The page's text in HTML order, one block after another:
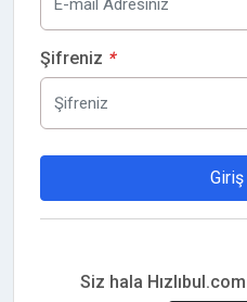
Şifreniz *
Giriş
Siz hala